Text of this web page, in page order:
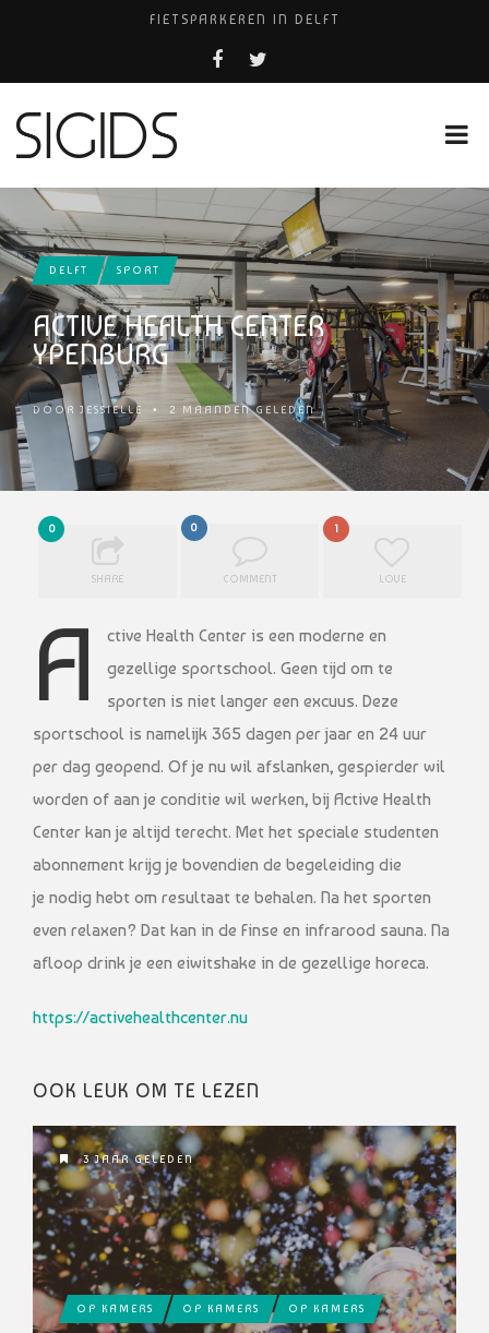
FIETSPARKEREN IN DELFT
PIZZERIA POMPEÏ ￼
COCKTAILS ON THE SPOT!
DELFT SPORT
ACTIVE HEALTH CENTER
YPENBURG
DOOR JESSIELLE • 2 MAANDEN GELEDEN
0
SHARE
0
COMMENT
1
LOVE
A
ctive Health Center is een moderne en
gezellige sportschool. Geen tijd om te
sporten is niet langer een excuus. Deze
sportschool is namelijk 365 dagen per jaar en 24 uur
per dag geopend. Of je nu wil afslanken, gespierder wil
worden of aan je conditie wil werken, bij Active Health
Center kan je altijd terecht. Met het speciale studenten
abonnement krijg je bovendien de begeleiding die
je nodig hebt om resultaat te behalen. Na het sporten
even relaxen? Dat kan in de Finse en infrarood sauna. Na
afloop drink je een eiwitshake in de gezellige horeca.
https://activehealthcenter.nu
OOK LEUK OM TE LEZEN
3 JAAR GELEDEN
OP KAMERS OP KAMERS OP KAMERS